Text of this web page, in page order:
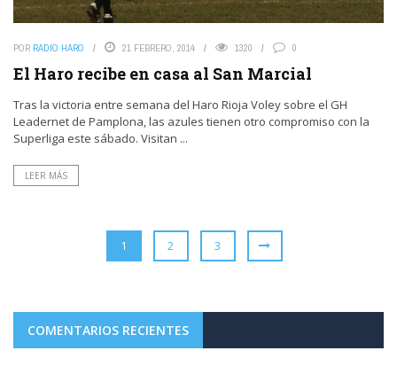
POR RADIO HARO 21 FEBRERO, 2014 1320 0
El Haro recibe en casa al San Marcial
Tras la victoria entre semana del Haro Rioja Voley sobre el GH
Leadernet de Pamplona, las azules tienen otro compromiso con la
Superliga este sábado. Visitan ...
LEER MÁS
1 2 3
COMENTARIOS RECIENTES